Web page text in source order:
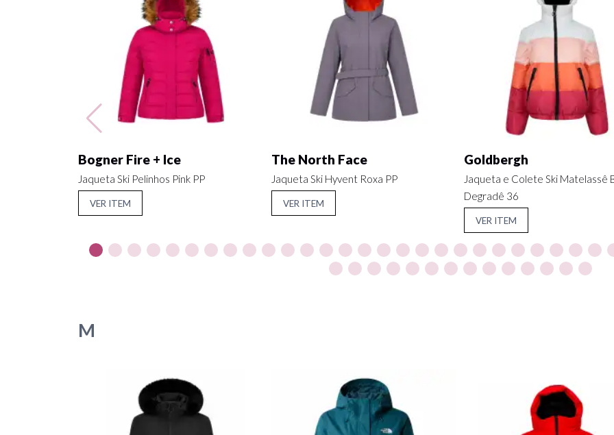
Bogner Fire + Ice
Jaqueta Ski Pelinhos Pink PP
VER ITEM
The North Face
Jaqueta Ski Hyvent Roxa PP
VER ITEM
Goldbergh
Jaqueta e Colete Ski Matelassê
Degradê 36
VER ITEM
M